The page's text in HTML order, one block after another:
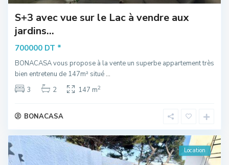
S+3 avec vue sur le Lac à vendre aux
jardins...
700000 DT *
BONACASA vous propose à la vente un superbe appartement très
bien entretenu de 147m² situé...
3
2 147 m2
BONACASA
Location